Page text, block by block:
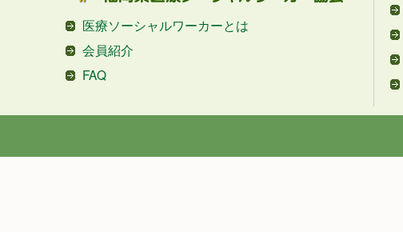
医療ソーシャルワーカーとは
会員紹介
FAQ